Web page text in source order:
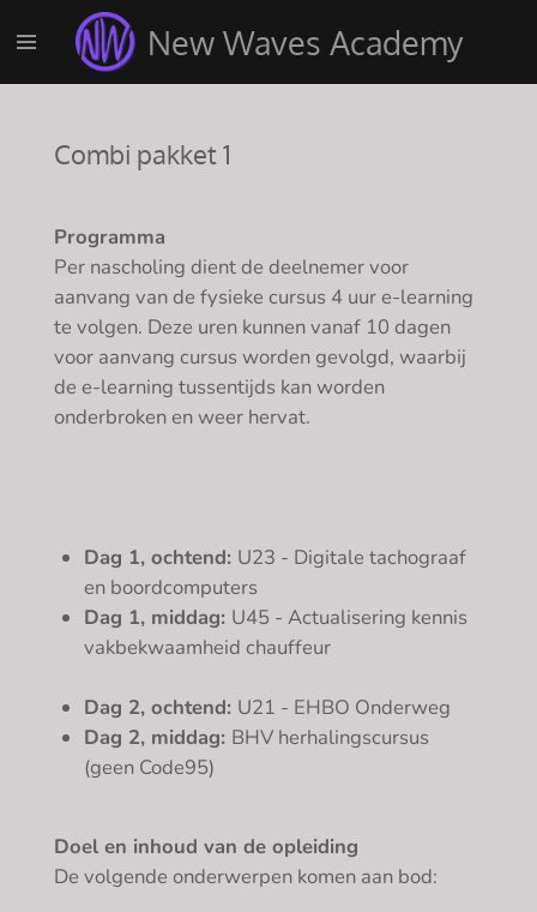
direct
naar
hoofdinhoud
New Waves Academy
Combi pakket 1
Programma
Per nascholing dient de deelnemer voor
aanvang van de fysieke cursus 4 uur e-learning
te volgen. Deze uren kunnen vanaf 10 dagen
voor aanvang cursus worden gevolgd, waarbij
de e-learning tussentijds kan worden
onderbroken en weer hervat.
Dag 1, ochtend: U23 - Digitale tachograaf
en boordcomputers
Dag 1, middag: U45 - Actualisering kennis
vakbekwaamheid chauffeur
Dag 2, ochtend: U21 - EHBO Onderweg
Dag 2, middag: BHV herhalingscursus
(geen Code95)
Doel en inhoud van de opleiding
De volgende onderwerpen komen aan bod: